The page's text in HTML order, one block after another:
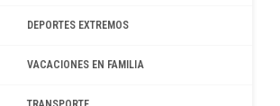
DEPORTES EXTREMOS
VACACIONES EN FAMILIA